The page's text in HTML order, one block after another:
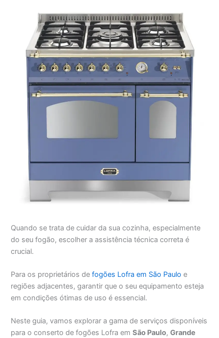
Quando se trata de cuidar da sua cozinha, especialmente
do seu fogão, escolher a assistência técnica correta é
crucial.
Para os proprietários defogões Lofra em São Paulo e
regiões adjacentes, garantir que o seu equipamento esteja
em condições ótimas de uso é essencial.
Neste guia, vamos explorar a gama de serviços disponíveis
para o conserto de fogões Lofra emSão Paulo,Grande